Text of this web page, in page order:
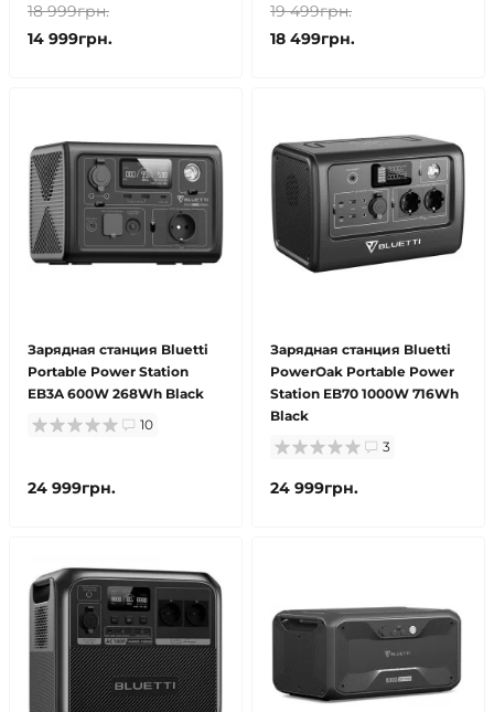
18 999грн.
14 999грн.
19 499грн.
18 499грн.
Зарядная станция Bluetti
Portable Power Station
EB3A 600W 268Wh Black
10
24 999грн.
Зарядная станция Bluetti
PowerOak Portable Power
Station EB70 1000W 716Wh
Black
3
24 999грн.